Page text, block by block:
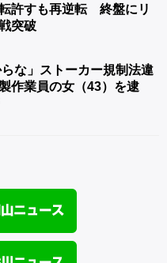
許すも再逆転 終盤にリ
突破
らな」ストーカー規制法違
作業員の女（43）を逮